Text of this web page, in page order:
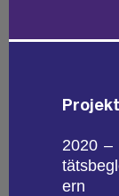
2020
ern